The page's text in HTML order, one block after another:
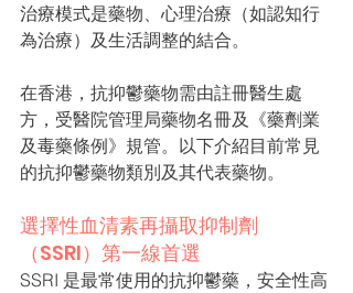
治療模式是藥物、心理治療（如認知行
為治療）及生活調整的結合。
在香港，抗抑鬱藥物需由註冊醫生處
方，受醫院管理局藥物名冊及《藥劑業
及毒藥條例》規管。以下介紹目前常見
的抗抑鬱藥物類別及其代表藥物。
選擇性血清素再攝取抑制劑
（SSRI）第一線首選
SSRI 是最常使用的抗抑鬱藥，安全性高